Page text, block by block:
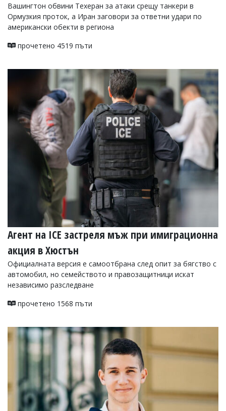
Вашингтон обвини Техеран за атаки срещу танкери в
Ормузкия проток, а Иран заговори за ответни удари по
американски обекти в региона
прочетено 4519 пъти
Агент на ICE застреля мъж при имиграционна
акция в Хюстън
Официалната версия е самоотбрана след опит за бягство с
автомобил, но семейството и правозащитници искат
независимо разследване
прочетено 1568 пъти